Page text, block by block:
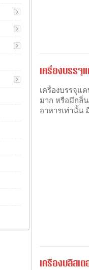
เครื่องบรรจุ
เครื่องบรรจุแ
มาก หรือมีกลิ่
อาหารเท่านั้น
เครื่องบลิสเ